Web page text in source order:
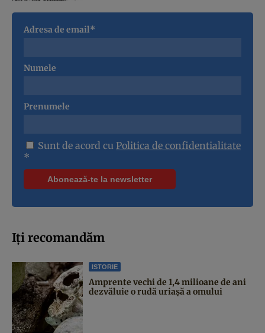
Adresa de email*
Numele
Prenumele
Sunt de acord cu Politica de confidentialitate
*
Iți recomandăm
ISTORIE
Amprente vechi de 1,4 milioane de ani
dezvăluie o rudă uriașă a omului